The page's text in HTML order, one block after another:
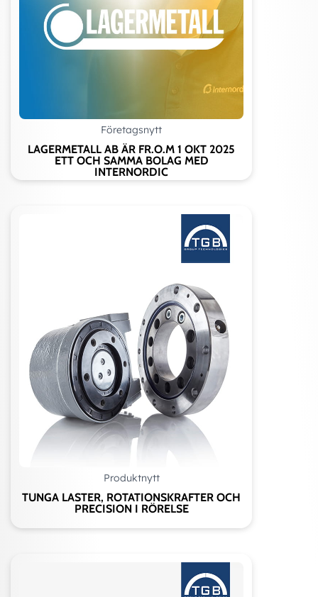
M14x1,5
315-
316
320-
324
Företagsnytt
LAGERMETALL AB ÄR FR.O.M 1 OKT 2025
ETT OCH SAMMA BOLAG MED
INTERNORDIC
Produktnytt
TUNGA LASTER, ROTATIONSKRAFTER OCH
PRECISION I RÖRELSE